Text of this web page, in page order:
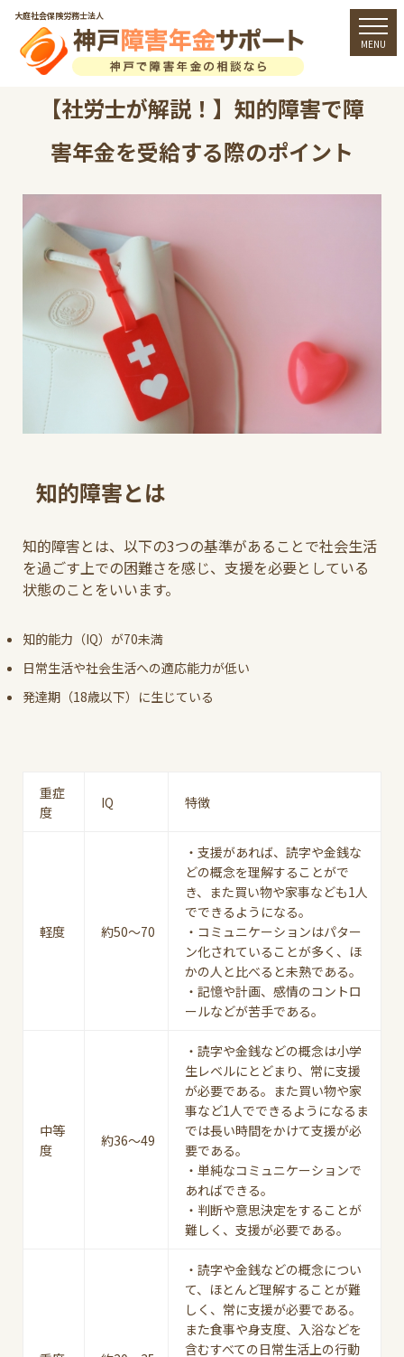
MENU
大庭社会保険労務士法人
【社労士が解説！】知的障害で障
害年金を受給する際のポイント
知的障害とは
知的障害とは、以下の3つの基準があることで社会生活
を過ごす上での困難さを感じ、支援を必要としている
状態のことをいいます。
知的能力（IQ）が70未満
日常生活や社会生活への適応能力が低い
発達期（18歳以下）に生じている
重症
度
IQ 特徴
軽度 約50～70
・支援があれば、読字や金銭な
どの概念を理解することがで
き、また買い物や家事なども1人
でできるようになる。
・コミュニケーションはパター
ン化されていることが多く、ほ
かの人と比べると未熟である。
・記憶や計画、感情のコントロ
ールなどが苦手である。
中等
度
約36～49
・読字や金銭などの概念は小学
生レベルにとどまり、常に支援
が必要である。また買い物や家
事など1人でできるようになるま
では長い時間をかけて支援が必
要である。
・単純なコミュニケーションで
あればできる。
・判断や意思決定をすることが
難しく、支援が必要である。
・読字や金銭などの概念につい
て、ほとんど理解することが難
しく、常に支援が必要である。
また食事や身支度、入浴などを
含むすべての日常生活上の行動